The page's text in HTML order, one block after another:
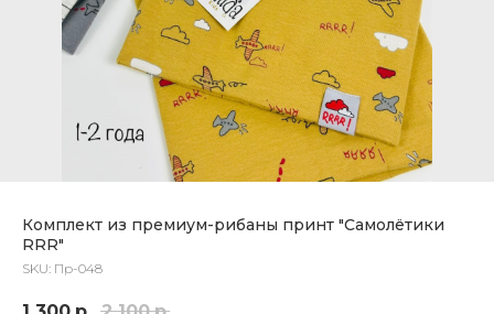
Комплект из премиум-рибаны принт "Самолётики
RRR"
SKU: Пр-048